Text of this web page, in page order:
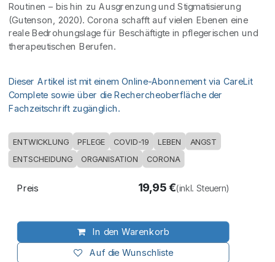
Routinen – bis hin zu Ausgrenzung und Stigmatisierung
(Gutenson, 2020). Corona schafft auf vielen Ebenen eine
reale Bedrohungslage für Beschäftigte in pflegerischen und
therapeutischen Berufen.
Dieser Artikel ist mit einem Online-Abonnement via CareLit
Complete sowie über die Rechercheoberfläche der
Fachzeitschrift zugänglich.
ENTWICKLUNG PFLEGE COVID-19 LEBEN ANGST
ENTSCHEIDUNG ORGANISATION CORONA
In den Warenkorb
Auf die Wunschliste
Preis 19,95€(inkl. Steuern)